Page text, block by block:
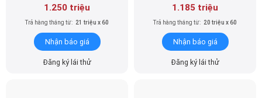
1.250 triệu
Trả hàng tháng từ: 21 triệu x 60
Nhận báo giá
Đăng ký lái thử
1.185 triệu
Trả hàng tháng từ: 20 triệu x 60
Nhận báo giá
Đăng ký lái thử